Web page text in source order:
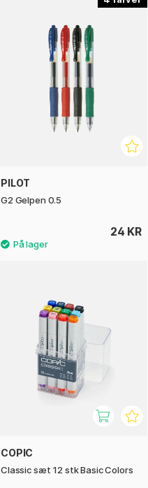
PILOT
G2 Gelpen 0.5
24 KR
COPIC
Classic sæt 12 stk Basic Colors